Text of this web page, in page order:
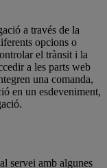
a través de la
opcions o
el trànsit i la
a les parts web
una comanda,
en un esdeveniment,
servei amb algunes